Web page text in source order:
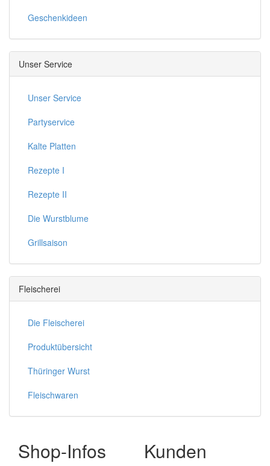
Geschenkideen
Unser Service
Unser Service
Partyservice
Kalte Platten
Rezepte I
Rezepte II
Die Wurstblume
Grillsaison
Fleischerei
Die Fleischerei
Produktübersicht
Thüringer Wurst
Fleischwaren
Shop-Infos Kunden